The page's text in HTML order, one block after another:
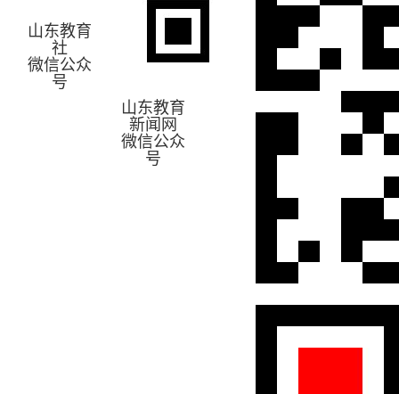
山东教育
社
微信公众
号
山东教育
新闻网
微信公众
号